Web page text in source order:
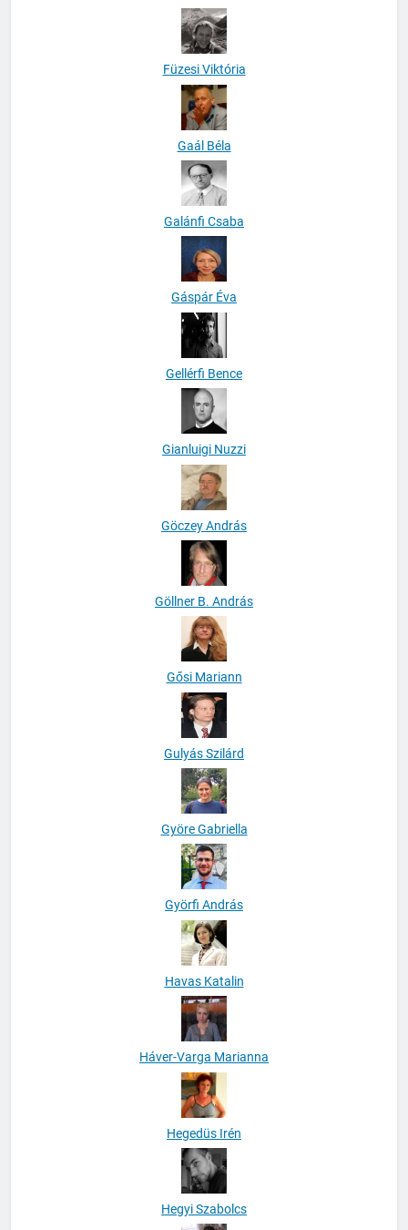
Füzesi Viktória
Gaál Béla
Galánfi Csaba
Gáspár Éva
Gellérfi Bence
Gianluigi Nuzzi
Göczey András
Göllner B. András
Gősi Mariann
Gulyás Szilárd
Györe Gabriella
Györfi András
Havas Katalin
Háver-Varga Marianna
Hegedüs Irén
Hegyi Szabolcs